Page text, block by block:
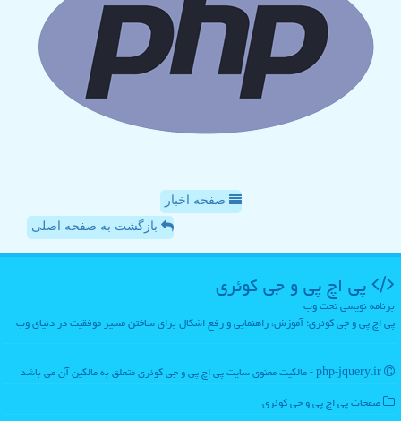
صفحه اخبار
بازگشت به صفحه اصلی
پی اچ پی و جی كوئری
برنامه نویسی تحت وب
پی اچ پی و جی کوئری؛ آموزش، راهنمایی و رفع اشکال برای ساختن مسیر موفقیت در دنیای وب
صفحات پی اچ پی و جی كوئری